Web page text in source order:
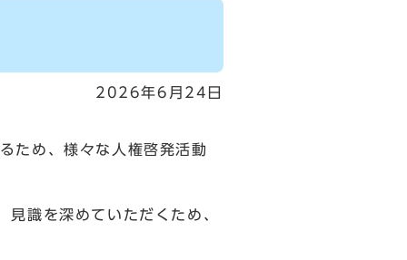
2026年6月24日
ため、様々な人権啓発活動
識を深めていただくため、